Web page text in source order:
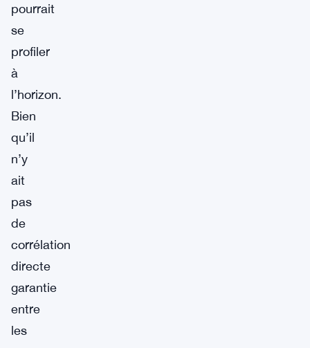
pourrait
se
profiler
à
l’horizon.
Bien
qu’il
n’y
ait
pas
de
corrélation
directe
garantie
entre
les